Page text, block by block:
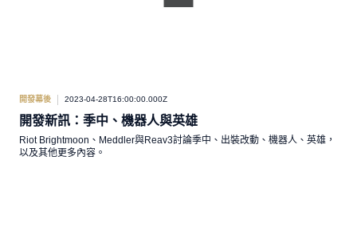
開發幕後 2023-04-28T16:00:00.000Z
開發新訊：季中、機器人與英雄
Riot Brightmoon、Meddler與Reav3討論季中、出裝改動、機器人、英雄，
以及其他更多內容。